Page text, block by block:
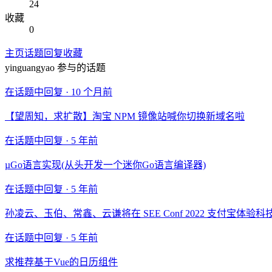
24
收藏
0
主页话题回复收藏
yinguangyao 参与的话题
在话题中回复 · 10 个月前
【望周知，求扩散】淘宝 NPM 镜像站喊你切换新域名啦
在话题中回复 · 5 年前
µGo语言实现(从头开发一个迷你Go语言编译器)
在话题中回复 · 5 年前
孙凌云、玉伯、常鑫、云谦将在 SEE Conf 2022 支付宝体验科
在话题中回复 · 5 年前
求推荐基于Vue的日历组件